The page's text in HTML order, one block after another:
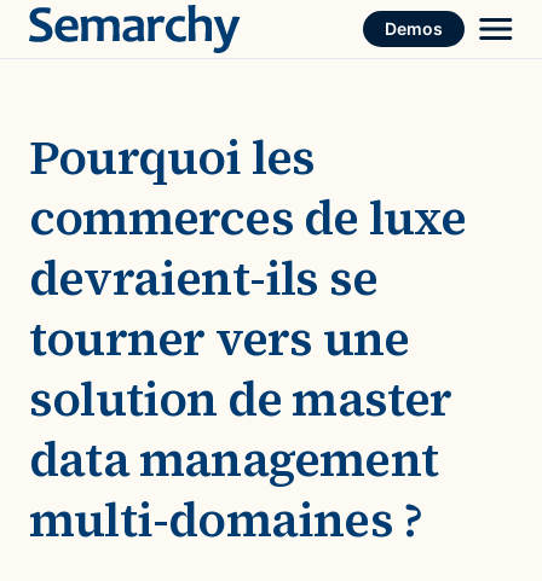
Skip
Demos
Pourquoi les
commerces de luxe
devraient-ils se
tourner vers une
solution de master
data management
multi-domaines ?